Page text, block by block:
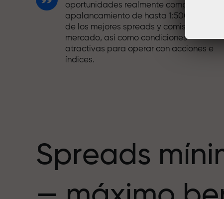
oportunidades realmente competitivas:
apalancamiento de hasta 1:5000, unos
de los mejores spreads y comisiones del
mercado, así como condiciones
atractivas para operar con acciones e
índices.
de las operaciones comparten los
mismos valores. Ales Loprais aporta
Spreads